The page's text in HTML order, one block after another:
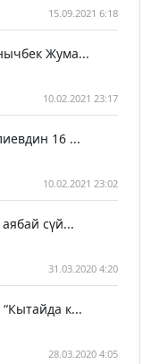
15.09.2021 6:18
Жума...
10.02.2021 23:17
16 ...
10.02.2021 23:02
сүй...
31.03.2020 4:20
к...
28.03.2020 4:05